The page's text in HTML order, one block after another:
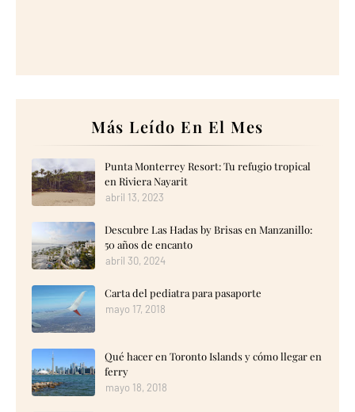
Más Leído En El Mes
Punta Monterrey Resort: Tu refugio tropical
en Riviera Nayarit
abril 13, 2023
Descubre Las Hadas by Brisas en Manzanillo:
50 años de encanto
abril 30, 2024
Carta del pediatra para pasaporte
mayo 17, 2018
Qué hacer en Toronto Islands y cómo llegar en
ferry
mayo 18, 2018